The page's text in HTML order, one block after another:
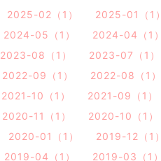
2025-02（1） 2025-01（1）
2024-05（1） 2024-04（1）
2023-08（1） 2023-07（1）
2022-09（1） 2022-08（1）
2021-10（1） 2021-09（1）
2020-11（1） 2020-10（1）
2020-01（1） 2019-12（1）
2019-04（1） 2019-03（1）